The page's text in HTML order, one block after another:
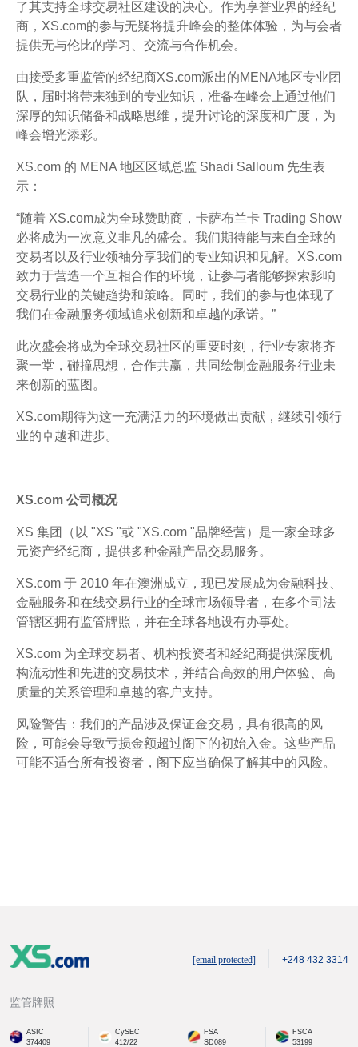
了其支持全球交易社区建设的决心。作为享誉业界的经纪
商，XS.com的参与无疑将提升峰会的整体体验，为与会者
提供无与伦比的学习、交流与合作机会。
由接受多重监管的经纪商XS.com派出的MENA地区专业团
队，届时将带来独到的专业知识，准备在峰会上通过他们
深厚的知识储备和战略思维，提升讨论的深度和广度，为
峰会增光添彩。
XS.com 的 MENA 地区区域总监 Shadi Salloum 先生表
示：
“随着 XS.com成为全球赞助商，卡萨布兰卡 Trading Show
必将成为一次意义非凡的盛会。我们期待能与来自全球的
交易者以及行业领袖分享我们的专业知识和见解。XS.com
致力于营造一个互相合作的环境，让参与者能够探索影响
交易行业的关键趋势和策略。同时，我们的参与也体现了
我们在金融服务领域追求创新和卓越的承诺。”
此次盛会将成为全球交易社区的重要时刻，行业专家将齐
聚一堂，碰撞思想，合作共赢，共同绘制金融服务行业未
来创新的蓝图。
XS.com期待为这一充满活力的环境做出贡献，继续引领行
业的卓越和进步。
XS.com 公司概况
XS 集团（以 "XS "或 "XS.com "品牌经营）是一家全球多
元资产经纪商，提供多种金融产品交易服务。
XS.com 于 2010 年在澳洲成立，现已发展成为金融科技、
金融服务和在线交易行业的全球市场领导者，在多个司法
管辖区拥有监管牌照，并在全球各地设有办事处。
XS.com 为全球交易者、机构投资者和经纪商提供深度机
构流动性和先进的交易技术，并结合高效的用户体验、高
质量的关系管理和卓越的客户支持。
风险警告：我们的产品涉及保证金交易，具有很高的风
险，可能会导致亏损金额超过阁下的初始入金。这些产品
可能不适合所有投资者，阁下应当确保了解其中的风险。
[email protected] +248 432 3314
监管牌照
ASIC
374409
CySEC
412/22
FSA
SD089
FSCA
53199